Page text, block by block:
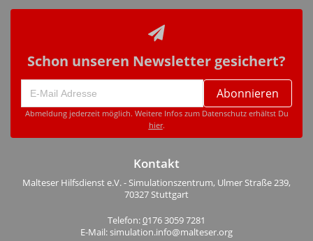
Schon unseren Newsletter gesichert?
Abonnieren
Abmeldung jederzeit möglich. Weitere Infos zum Datenschutz erhältst Du
hier.
Kontakt
Malteser Hilfsdienst e.V. - Simulationszentrum, Ulmer Straße 239,
70327 Stuttgart
Telefon:0176 3059 7281
E-Mail: simulation.info@malteser.org